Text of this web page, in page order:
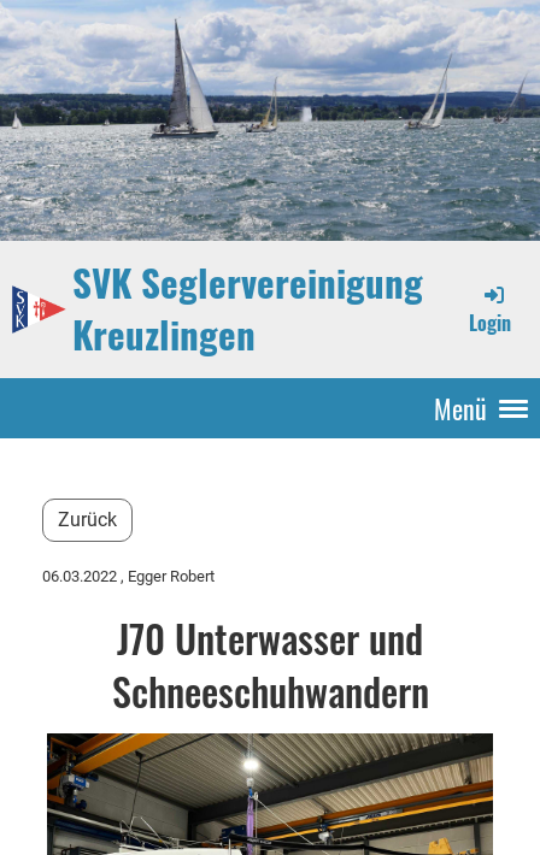
SVK Seglervereinigung
Kreuzlingen
Login
Menü
Zurück
06.03.2022 , Egger Robert
J70 Unterwasser und
Schneeschuhwandern